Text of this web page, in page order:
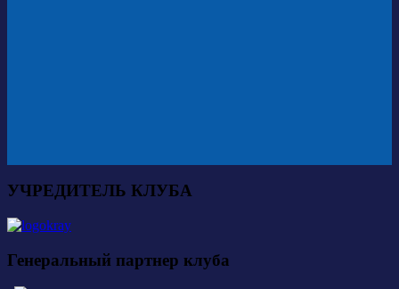
УЧРЕДИТЕЛЬ КЛУБА
Генеральный партнер клуба